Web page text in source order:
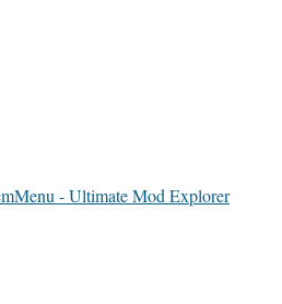
- Ultimate Mod Explorer